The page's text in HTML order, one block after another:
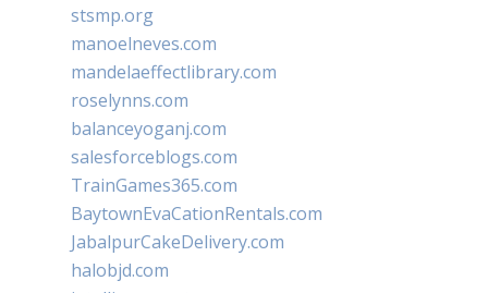
stsmp.org
manoelneves.com
mandelaeffectlibrary.com
roselynns.com
balanceyoganj.com
salesforceblogs.com
TrainGames365.com
BaytownEvaCationRentals.com
JabalpurCakeDelivery.com
halobjd.com